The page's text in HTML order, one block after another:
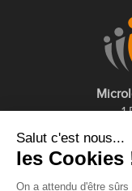
1
Salut c'est nous...
les Cookies
On a attendu d'être